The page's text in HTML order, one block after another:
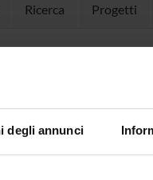
degli annunci
Ricerca Progetti